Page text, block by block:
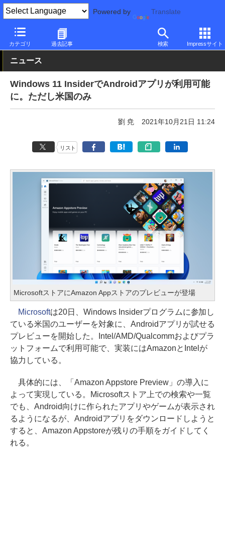
Powered by Translate
カテゴリ 過去記事 検索 Impressサイト
PC Watch ソフトウェア/アプリ 新機能
ニュース
Windows 11 InsiderでAndroidアプリが利用可能
に。ただし米国のみ
劉 尭 2021年10月21日 11:24
リスト
MicrosoftストアにAmazon Appストアのプレビューが登場
Microsoftは20日、Windows Insiderプログラムに参加し
ている米国のユーザーを対象に、Androidアプリが試せる
プレビューを開始した。Intel/AMD/Qualcommおよびプラ
ットフォームで利用可能で、実装にはAmazonとIntelが
協力している。
具体的には、「Amazon Appstore Preview」の導入に
よって実現している。Microsoftストア上での検索や一覧
でも、Android向けに作られたアプリやゲームが表示され
るようになるが、Androidアプリをダウンロードしようと
すると、Amazon Appstoreが残りの手順をガイドしてく
れる。